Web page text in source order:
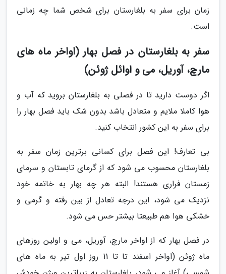
زمان برای سفر به بلغارستان برای شخص شما چه زمانی
است.
سفر به بلغارستان در فصل بهار (اواخر ماه های
مارچ، آوریل، می و اوائل ژوئن)
اگر دوست دارید تا در فصلی به بلغارستان بروید که آب و
هوا کاملا ملایم و متعادل باشد بدون شک باید فصل بهار را
برای سفر به این کشور انتخاب کنید.
بی تعارف! این فصل برای کسانی برترین زمان سفر به
بلغارستان محسوب می شود که از گرمای تابستان و سرمای
زمستان فراری هستند! البته هر چه بهار به خاتمه خود
نزدیک می شود، این درجه تعادل از بین رفته و گرمی و
خشکی هوا هم طبیعتا بیشتر حس می شود.
در فصل بهار که از اواخر مارچ، آوریل، می و اولین روزهای
ماه ژوئن (اواخر اسفند تا تا 11 روز اول تیر به ماه های